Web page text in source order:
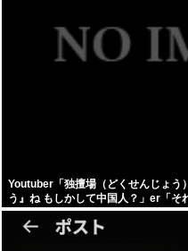
Youtuber「独擅場（どくせんじょう
う』ね もしかして中国人？」er「そ